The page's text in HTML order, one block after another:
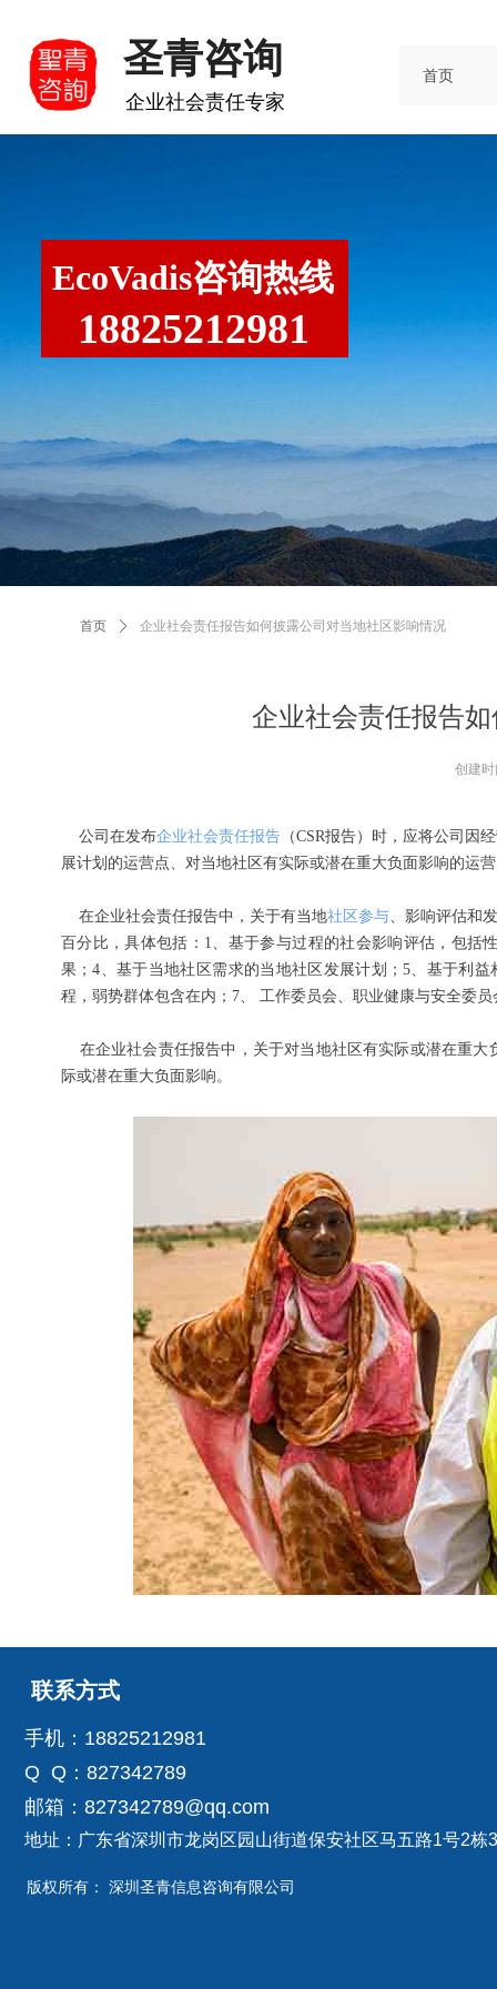
EcoVadis咨询热线
18825212981
首页
圣青咨询
企业社会责任专家
企业社会责任报告
公司在发布企业社会责任报告 （CSR报告）时，应将公司因
展计划的运营点、对当地社区有实际或潜在重大负面影响的运
在企业社会责任报告中，关于有当地社区参与、影响评估和
百分比，具体包括： 1、基于参与过程的社会影响评估，包括
果；4、基于当地社区需求的当地社区发展计划；5、基于利益
程，弱势群体包含在内； 7、 工作委员会、职业健康与安全委
在企业社会责任报告中，关于对当地社区有实际或潜在重大
际或潜在重大负面影响。
创建
首页 ꄲ 企业社会责任报告如何披露公司对当地社区影响情况
联系方式
电话：400-000-
0000
地址：北京XX街
XX大厦XX室
www.XXXXXXXX.
版权所有： 深圳圣青信息咨询有限公司
手机：18825212981
Q Q：827342789
邮箱：827342789@qq.com
地址：广东省深圳市龙岗区园山街道保安社区马五路1号2栋